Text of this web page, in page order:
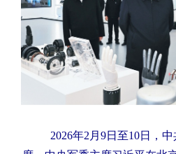
2026年2月9日至10日，